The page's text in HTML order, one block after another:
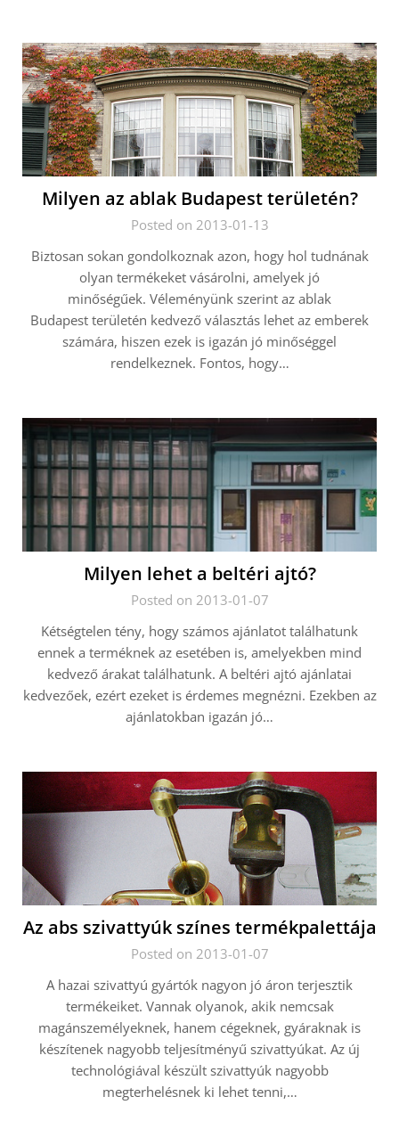
Milyen az ablak Budapest területén?
Posted on 2013-01-13
Biztosan sokan gondolkoznak azon, hogy hol tudnának
olyan termékeket vásárolni, amelyek jó
minőségűek. Véleményünk szerint az ablak
Budapest területén kedvező választás lehet az emberek
számára, hiszen ezek is igazán jó minőséggel
rendelkeznek. Fontos, hogy…
Milyen lehet a beltéri ajtó?
Posted on 2013-01-07
Kétségtelen tény, hogy számos ajánlatot találhatunk
ennek a terméknek az esetében is, amelyekben mind
kedvező árakat találhatunk. A beltéri ajtó ajánlatai
kedvezőek, ezért ezeket is érdemes megnézni. Ezekben az
ajánlatokban igazán jó…
Az abs szivattyúk színes termékpalettája
Posted on 2013-01-07
A hazai szivattyú gyártók nagyon jó áron terjesztik
termékeiket. Vannak olyanok, akik nemcsak
magánszemélyeknek, hanem cégeknek, gyáraknak is
készítenek nagyobb teljesítményű szivattyúkat. Az új
technológiával készült szivattyúk nagyobb
megterhelésnek ki lehet tenni,…